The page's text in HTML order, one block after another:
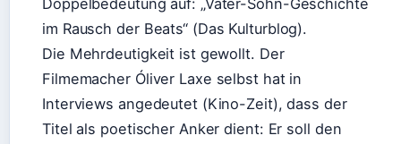
Doppelbedeutung auf: „Vater-Sohn-Geschichte
im Rausch der Beats“ (Das Kulturblog).
Die Mehrdeutigkeit ist gewollt. Der
Filmemacher Óliver Laxe selbst hat in
Interviews angedeutet (Kino-Zeit), dass der
Titel als poetischer Anker dient: Er soll den